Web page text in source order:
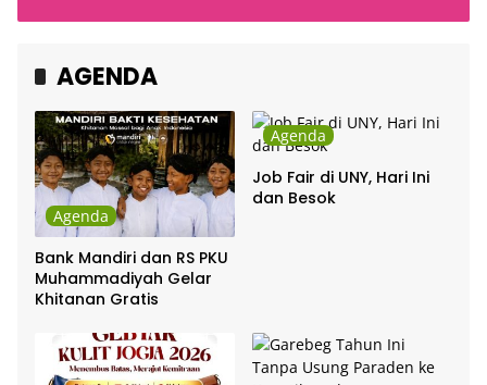
Chrisye
AGENDA
Agenda
Bank Mandiri dan RS PKU
Muhammadiyah Gelar
Khitanan Gratis
Agenda
Job Fair di UNY, Hari Ini
dan Besok